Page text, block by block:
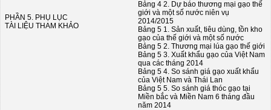
PHẦN 5. PHỤ LỤC
TÀI LIỆU THAM KHẢO
Bảng 4 2. Dự báo thương mại gạo thế
giới và một số nước niên vụ
2014/2015
Bảng 5 1. Sản xuất, tiêu dùng, tồn kho
gạo của thế giới và một số nước
Bảng 5 2. Thương mại lúa gạo thế giới
Bảng 5 3. Xuất khẩu gạo của Việt Nam
qua các tháng 2014
Bảng 5 4. So sánh giá gạo xuất khẩu
của Việt Nam và Thái Lan
Bảng 5 5. So sánh giá thóc gạo tại
Miền bắc và Miền Nam 6 tháng đầu
năm 2014